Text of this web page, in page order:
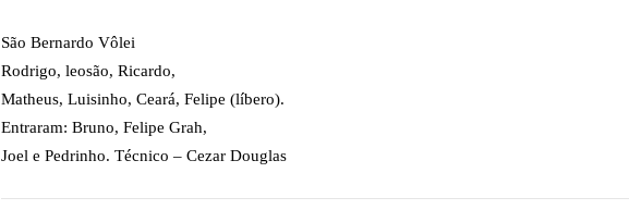
São Bernardo Vôlei
Rodrigo, leosão, Ricardo,
Matheus, Luisinho, Ceará, Felipe (líbero).
Entraram: Bruno, Felipe Grah,
Joel e Pedrinho. Técnico – Cezar Douglas